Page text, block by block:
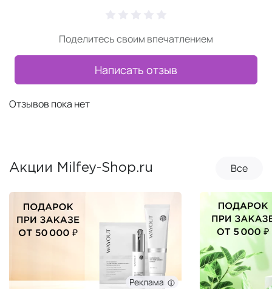
Поделитесь своим впечатлением
Написать отзыв
Отзывов пока нет
Акции Milfey-Shop.ru Все
Реклама